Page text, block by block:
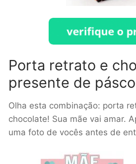
Porta retrato e
presente de
Olha esta combinação: porta
chocolate! Sua mãe vai amar.
uma foto de vocês antes de